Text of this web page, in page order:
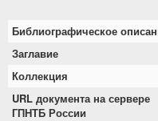
Библиографическое
Заглавие
Коллекция
URL документа на сервере
ГПНТБ России